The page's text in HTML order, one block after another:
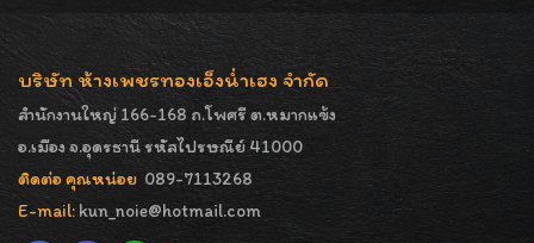
บริษัท ห้างเพชรทองเอ็งน่ำเฮง จำกัด
สำนักงานใหญ่ 166-168 ถ.โพศรี ต.หมากแข้ง
อ.เมือง จ.อุดรธานี รหัสไปรษณีย์ 41000
ติดต่อ คุณหน่อย 089-7113268
E-mail: kun_noie@hotmail.com